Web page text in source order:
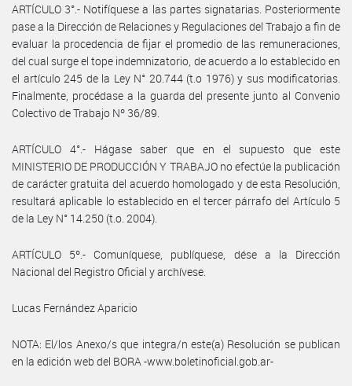
ARTÍCULO 3°.- Notifíquese a las partes signatarias. Posteriormente
pase a la Dirección de Relaciones y Regulaciones del Trabajo a fin de
evaluar la procedencia de fijar el promedio de las remuneraciones,
del cual surge el tope indemnizatorio, de acuerdo a lo establecido en
el artículo 245 de la Ley N° 20.744 (t.o 1976) y sus modificatorias.
Finalmente, procédase a la guarda del presente junto al Convenio
Colectivo de Trabajo Nº 36/89.
ARTÍCULO 4°.- Hágase saber que en el supuesto que este
MINISTERIO DE PRODUCCIÓN Y TRABAJO no efectúe la publicación
de carácter gratuita del acuerdo homologado y de esta Resolución,
resultará aplicable lo establecido en el tercer párrafo del Artículo 5
de la Ley N° 14.250 (t.o. 2004).
ARTÍCULO 5º.- Comuníquese, publíquese, dése a la Dirección
Nacional del Registro Oficial y archívese.
Lucas Fernández Aparicio
NOTA: El/los Anexo/s que integra/n este(a) Resolución se publican
en la edición web del BORA -www.boletinoficial.gob.ar-